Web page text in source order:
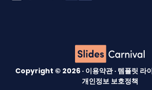
Copyright © 2026 · 이용약관· 템플릿 라
개인정보 보호정책